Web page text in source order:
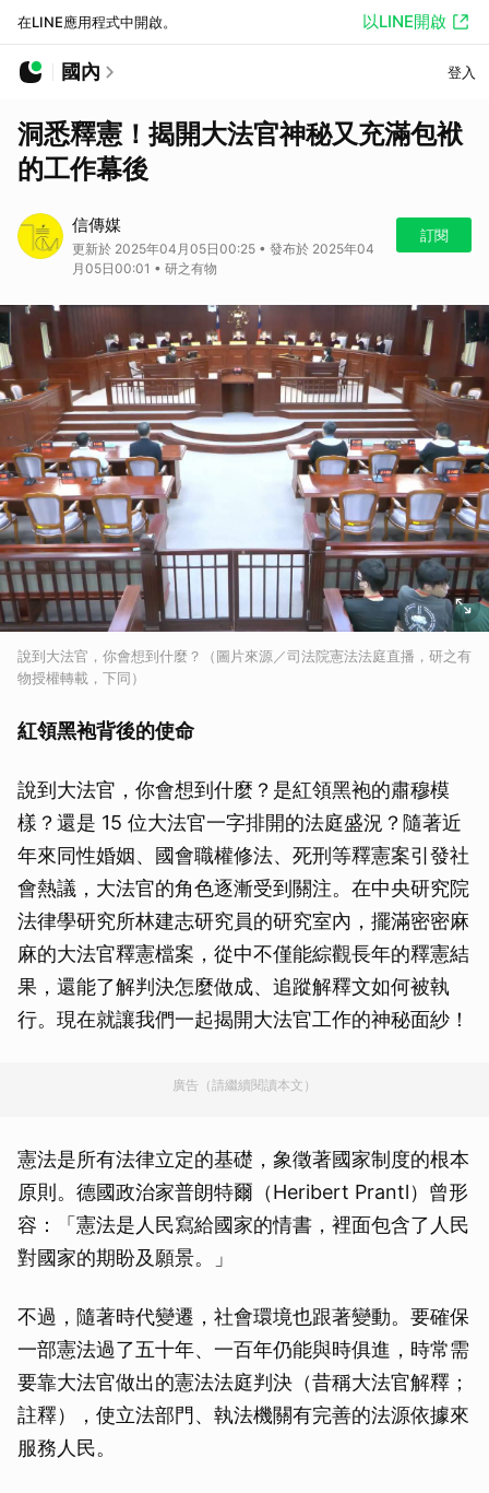
在LINE應用程式中開啟。 以LINE開啟
國內 登入
洞悉釋憲！揭開大法官神秘又充滿包袱
的工作幕後
信傳媒
更新於 2025年04月05日00:25 • 發布於 2025年04
月05日00:01 • 研之有物
訂閱
說到大法官，你會想到什麼？（圖片來源／司法院憲法法庭直播，研之有
物授權轉載，下同）
紅領黑袍背後的使命
說到大法官，你會想到什麼？是紅領黑袍的肅穆模
樣？還是 15 位大法官一字排開的法庭盛況？隨著近
年來同性婚姻、國會職權修法、死刑等釋憲案引發社
會熱議，大法官的角色逐漸受到關注。在中央研究院
法律學研究所林建志研究員的研究室內，擺滿密密麻
麻的大法官釋憲檔案，從中不僅能綜觀長年的釋憲結
果，還能了解判決怎麼做成、追蹤解釋文如何被執
行。現在就讓我們一起揭開大法官工作的神秘面紗！
廣告（請繼續閱讀本文）
憲法是所有法律立定的基礎，象徵著國家制度的根本
原則。德國政治家普朗特爾（Heribert Prantl）曾形
容：「憲法是人民寫給國家的情書，裡面包含了人民
對國家的期盼及願景。」
不過，隨著時代變遷，社會環境也跟著變動。要確保
一部憲法過了五十年、一百年仍能與時俱進，時常需
要靠大法官做出的憲法法庭判決（昔稱大法官解釋；
註釋），使立法部門、執法機關有完善的法源依據來
服務人民。